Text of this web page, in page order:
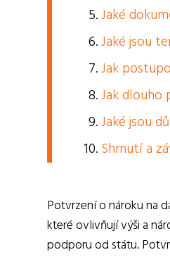
Jaké
Jaké jsou
Jak
Jak dlouho
Jaké jsou
Shrnutí a
Potvrzení o nároku na
které ovlivňují výši a
podporu od státu.